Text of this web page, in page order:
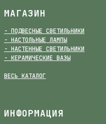
МАГАЗИН
- ПОДВЕСНЫЕ СВЕТИЛЬНИКИ
- НАСТОЛЬНЫЕ ЛАМПЫ
- НАСТЕННЫЕ СВЕТИЛЬНИКИ
- КЕРАМИЧЕСКИЕ ВАЗЫ
ВЕСЬ КАТАЛОГ
ИНФОРМАЦИЯ